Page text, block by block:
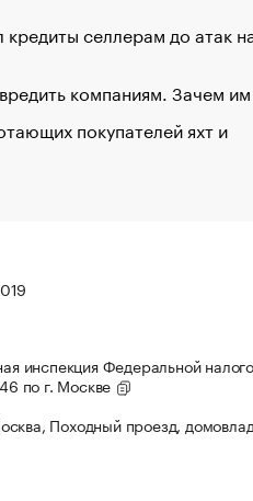
селлерам до атак
компаниям. Зачем
покупателей яхт и
инспекция Федеральной
по г. Москве
Походный проезд,